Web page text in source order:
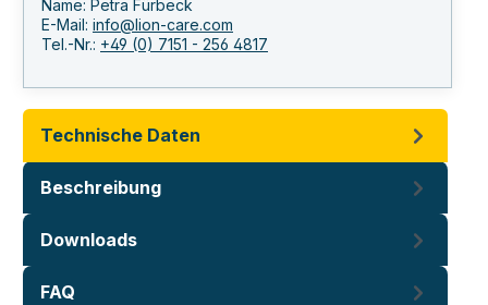
Name: Petra Fürbeck
E-Mail: info@lion-care.com
Tel.-Nr.: +49 (0) 7151 - 256 4817
Technische Daten
Beschreibung
Downloads
FAQ